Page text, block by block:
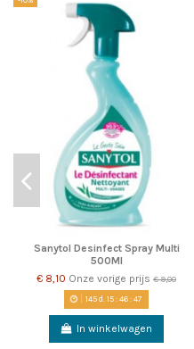
Sanytol Desinfect Spray Multi
500Ml
€ 8,10 Onze vorige prijs € 9,00
145d. 15:46:47
In winkelwagen